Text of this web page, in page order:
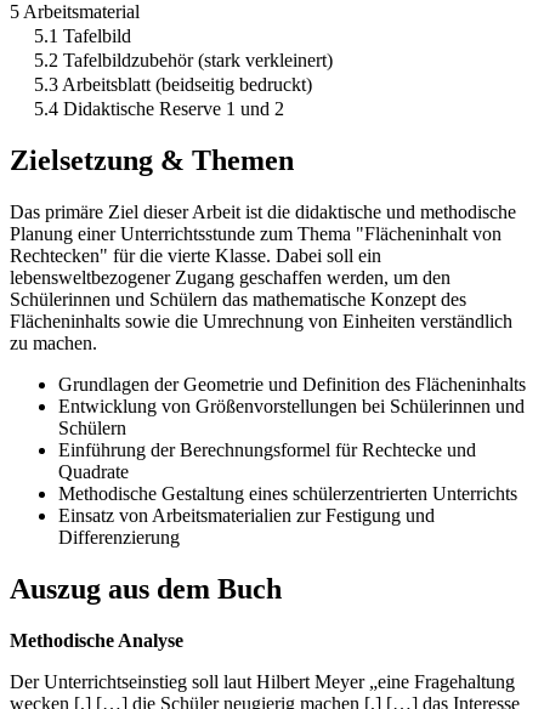
5 Arbeitsmaterial
5.1 Tafelbild
5.2 Tafelbildzubehör (stark verkleinert)
5.3 Arbeitsblatt (beidseitig bedruckt)
5.4 Didaktische Reserve 1 und 2
Zielsetzung & Themen
Das primäre Ziel dieser Arbeit ist die didaktische und methodische
Planung einer Unterrichtsstunde zum Thema "Flächeninhalt von
Rechtecken" für die vierte Klasse. Dabei soll ein
lebensweltbezogener Zugang geschaffen werden, um den
Schülerinnen und Schülern das mathematische Konzept des
Flächeninhalts sowie die Umrechnung von Einheiten verständlich
zu machen.
Grundlagen der Geometrie und Definition des Flächeninhalts
Entwicklung von Größenvorstellungen bei Schülerinnen und
Schülern
Einführung der Berechnungsformel für Rechtecke und
Quadrate
Methodische Gestaltung eines schülerzentrierten Unterrichts
Einsatz von Arbeitsmaterialien zur Festigung und
Differenzierung
Auszug aus dem Buch
Methodische Analyse
Der Unterrichtseinstieg soll laut Hilbert Meyer „eine Fragehaltung
wecken [,] […] die Schüler neugierig machen [,] […] das Interesse